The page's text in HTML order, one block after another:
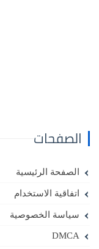
الصفحات
الصفحة الرئيسية
اتفاقية الاستخدام
سياسة الخصوصية
DMCA